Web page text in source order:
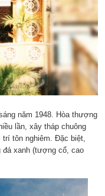
năm 1948. Hòa thượng
lần, xây tháp chuông
tôn nghiêm. Đặc biệt,
xanh (tượng cổ, cao